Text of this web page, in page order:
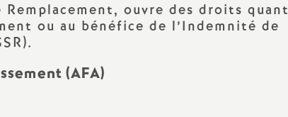
ouvre des droits quant
ou au bénéfice de l’Indemnité de
(AFA)